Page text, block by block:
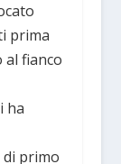
prima
al fianco
ha
di primo